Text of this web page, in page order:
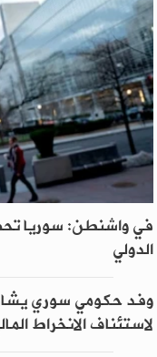
في واشنطن: سوريا
الدولي
وفد حكومي سوري
لاستئناف الانخراط